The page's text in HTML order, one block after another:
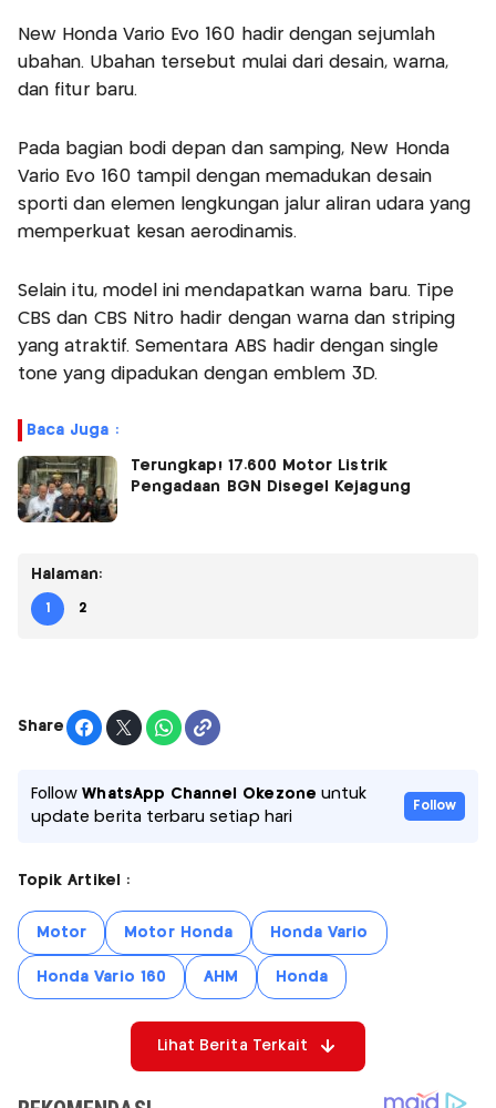
New Honda Vario Evo 160 hadir dengan sejumlah
ubahan. Ubahan tersebut mulai dari desain, warna,
dan fitur baru.
Pada bagian bodi depan dan samping, New Honda
Vario Evo 160 tampil dengan memadukan desain
sporti dan elemen lengkungan jalur aliran udara yang
memperkuat kesan aerodinamis.
Selain itu, model ini mendapatkan warna baru. Tipe
CBS dan CBS Nitro hadir dengan warna dan striping
yang atraktif. Sementara ABS hadir dengan single
tone yang dipadukan dengan emblem 3D.
Baca Juga :
Terungkap! 17.600 Motor Listrik
Pengadaan BGN Disegel Kejagung
Halaman:
1 2
Share
FollowWhatsApp Channel Okezone untuk
update berita terbaru setiap hari
Follow
Topik Artikel :
Motor Motor Honda Honda Vario
Honda Vario 160 AHM Honda
Lihat Berita Terkait